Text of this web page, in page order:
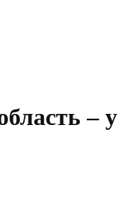
– у